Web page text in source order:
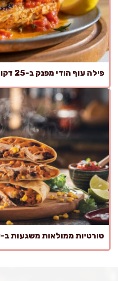
פילה עוף הודי מפנק ב-25 דקות, בלי טיגון עמוק
טורטיות ממולאות משגעות ב-30 דקות, בלי תנור